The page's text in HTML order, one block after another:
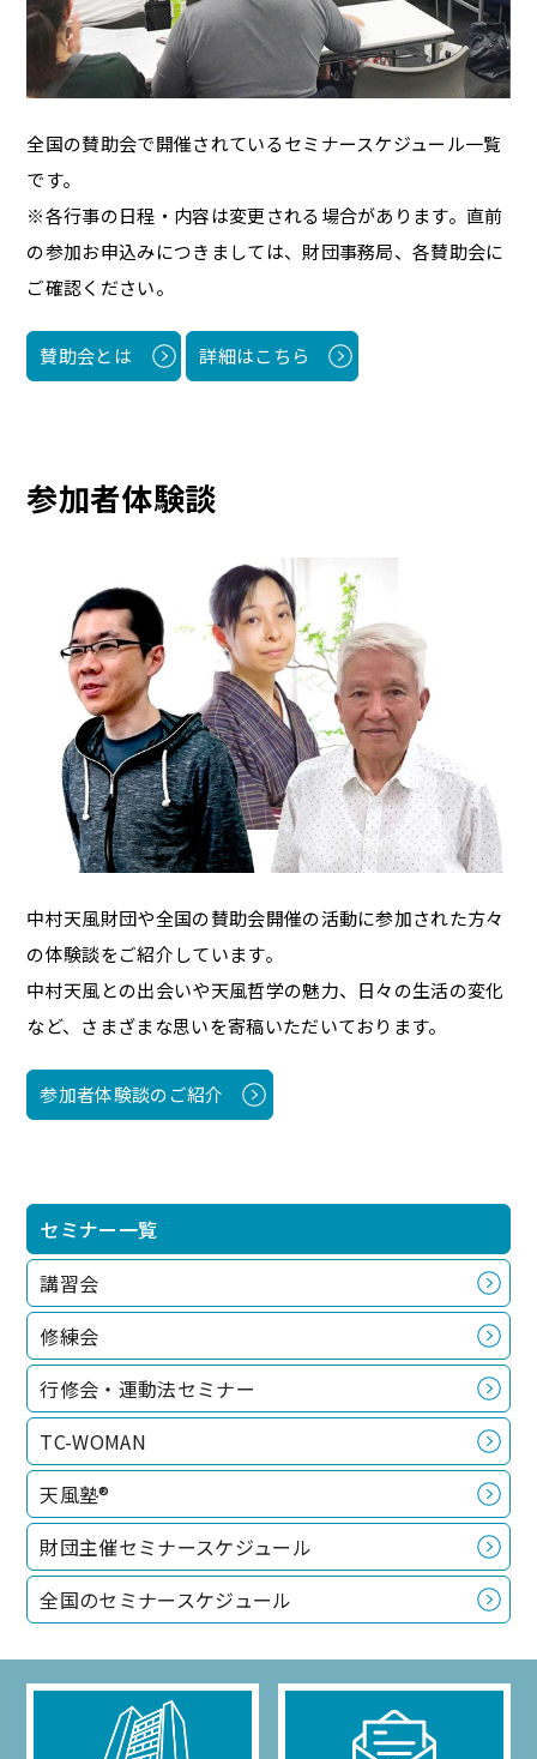
全国の賛助会で開催されているセミナースケジュール一覧
です。
※各行事の日程・内容は変更される場合があります。直前
の参加お申込みにつきましては、財団事務局、各賛助会に
ご確認ください。
賛助会とは 詳細はこちら
参加者体験談
中村天風財団や全国の賛助会開催の活動に参加された方々
の体験談をご紹介しています。
中村天風との出会いや天風哲学の魅力、日々の生活の変化
など、さまざまな思いを寄稿いただいております。
参加者体験談のご紹介
セミナー一覧
講習会
修練会
行修会・運動法セミナー
TC-WOMAN
天風塾®
財団主催セミナースケジュール
全国のセミナースケジュール